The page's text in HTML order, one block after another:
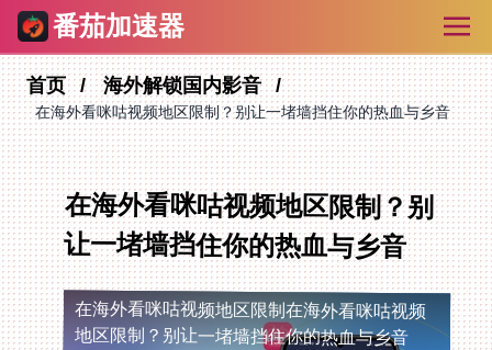
番茄加速器
首页 海外解锁国内影音
在海外看咪咕视频地区限制？别让一堵墙挡住你的热血与乡音
在海外看咪咕视频地区限制？别
让一堵墙挡住你的热血与乡音
在海外看咪咕视频地区限制在海外看咪咕视频
地区限制？别让一堵墙挡住你的热血与乡音